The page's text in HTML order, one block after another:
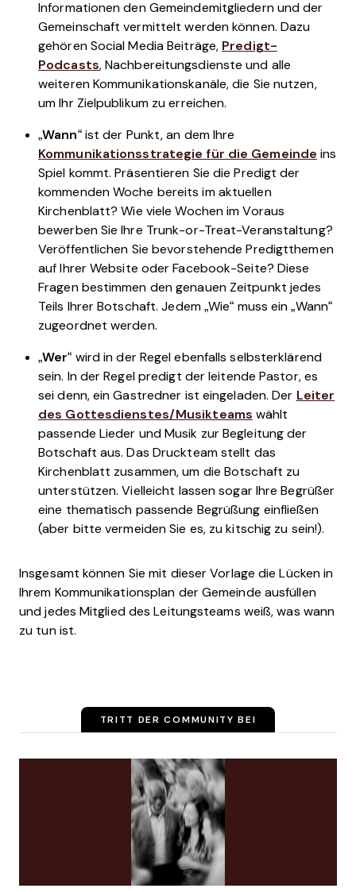
Informationen den Gemeindemitgliedern und der
Gemeinschaft vermittelt werden können. Dazu
gehören Social Media Beiträge, Predigt-
Podcasts, Nachbereitungsdienste und alle
weiteren Kommunikationskanäle, die Sie nutzen,
um Ihr Zielpublikum zu erreichen.
„Wann“ ist der Punkt, an dem Ihre
Kommunikationsstrategie für die Gemeinde ins
Spiel kommt. Präsentieren Sie die Predigt der
kommenden Woche bereits im aktuellen
Kirchenblatt? Wie viele Wochen im Voraus
bewerben Sie Ihre Trunk-or-Treat-Veranstaltung?
Veröffentlichen Sie bevorstehende Predigtthemen
auf Ihrer Website oder Facebook-Seite? Diese
Fragen bestimmen den genauen Zeitpunkt jedes
Teils Ihrer Botschaft. Jedem „Wie“ muss ein „Wann“
zugeordnet werden.
„Wer“ wird in der Regel ebenfalls selbsterklärend
sein. In der Regel predigt der leitende Pastor, es
sei denn, ein Gastredner ist eingeladen. Der Leiter
des Gottesdienstes/Musikteams wählt
passende Lieder und Musik zur Begleitung der
Botschaft aus. Das Druckteam stellt das
Kirchenblatt zusammen, um die Botschaft zu
unterstützen. Vielleicht lassen sogar Ihre Begrüßer
eine thematisch passende Begrüßung einfließen
(aber bitte vermeiden Sie es, zu kitschig zu sein!).
Insgesamt können Sie mit dieser Vorlage die Lücken in
Ihrem Kommunikationsplan der Gemeinde ausfüllen
und jedes Mitglied des Leitungsteams weiß, was wann
zu tun ist.
TRITT DER COMMUNITY BEI